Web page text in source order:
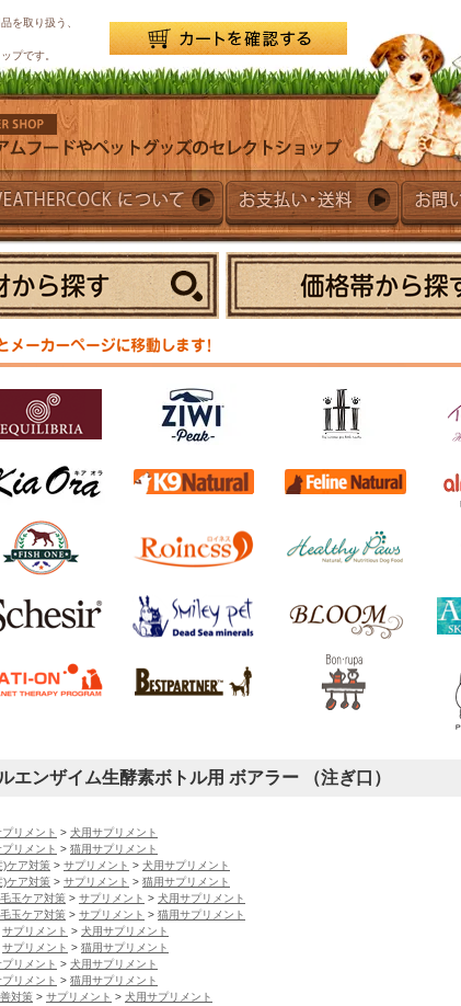
を取り扱う、
プです。
エンザイム生酵素ボトル用 ボアラー （注ぎ口）
プリメント > 犬用サプリメント
プリメント > 猫用サプリメント
ケア対策 > サプリメント > 犬用サプリメント
ケア対策 > サプリメント > 猫用サプリメント
玉ケア対策 > サプリメント > 犬用サプリメント
玉ケア対策 > サプリメント > 猫用サプリメント
サプリメント > 犬用サプリメント
サプリメント > 猫用サプリメント
プリメント > 犬用サプリメント
プリメント > 猫用サプリメント
対策 > サプリメント > 犬用サプリメント